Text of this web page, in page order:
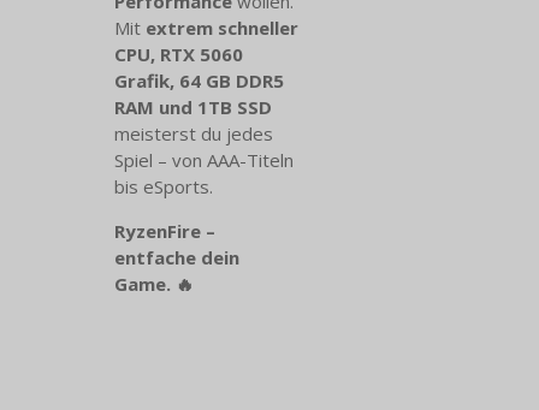
Mit extrem schneller
CPU, RTX 5060
Grafik, 64 GB DDR5
RAM und 1TB SSD
meisterst du jedes
Spiel – von AAA-Titeln
bis eSports.
RyzenFire –
entfache dein
Game. 🔥